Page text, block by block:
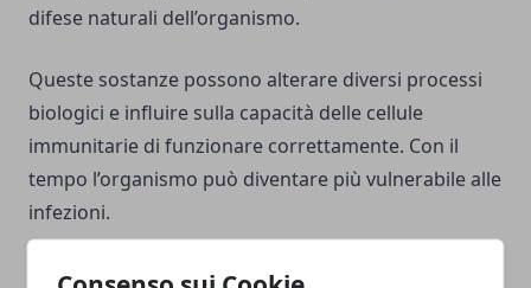
difese naturali dell’organismo.
Queste sostanze possono alterare diversi processi
biologici e influire sulla capacità delle cellule
immunitarie di funzionare correttamente. Con il
tempo l’organismo può diventare più vulnerabile alle
infezioni.
Anche l’esposizione prolungata a sostanze